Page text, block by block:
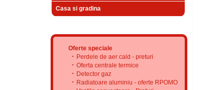
Casa si gradina
Oferte speciale
Perdele de aer cald - preturi
Oferta centrale termice
Detector gaz
Radiatoare aluminiu - oferte RPOMO